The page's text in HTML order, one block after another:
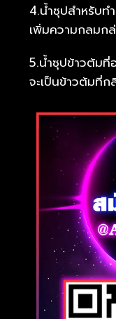
4.น้ำซุปสำหรับท
เพิ่มความกลมก
5.น้ำซุปข้าวต้ม
จะเป็นข้าวต้มที่